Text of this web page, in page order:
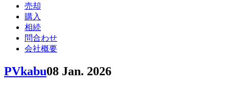
売却
購入
相続
問合わせ
会社概要
PVkabu08 Jan. 2026